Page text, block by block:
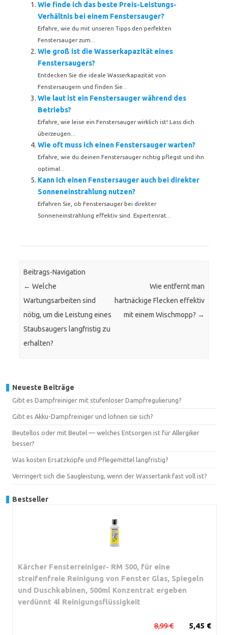
Wie finde ich das beste Preis-Leistungs-
Verhältnis bei einem Fenstersauger?
Erfahre, wie du mit unseren Tipps den perfekten
Fenstersauger zum...
Wie groß ist die Wasserkapazität eines
Fenstersaugers?
Entdecken Sie die ideale Wasserkapazität von
Fenstersaugern und finden Sie...
Wie laut ist ein Fenstersauger während des
Betriebs?
Erfahre, wie leise ein Fenstersauger wirklich ist! Lass dich
überzeugen...
Wie oft muss ich einen Fenstersauger warten?
Erfahre, wie du deinen Fenstersauger richtig pflegst und ihn
optimal...
Kann ich einen Fenstersauger auch bei direkter
Sonneneinstrahlung nutzen?
Erfahren Sie, ob Fenstersauger bei direkter
Sonneneinstrahlung effektiv sind. Expertenrat...
Beitrags-Navigation
← Welche
Wartungsarbeiten sind
nötig, um die Leistung eines
Staubsaugers langfristig zu
erhalten?
Wie entfernt man
hartnäckige Flecken effektiv
mit einem Wischmopp? →
Neueste Beiträge
Gibt es Dampfreiniger mit stufenloser Dampfregulierung?
Gibt es Akku-Dampfreiniger und lohnen sie sich?
Beutellos oder mit Beutel — welches Entsorgen ist für Allergiker
besser?
Was kosten Ersatzköpfe und Pflegemittel langfristig?
Verringert sich die Saugleistung, wenn der Wassertank fast voll ist?
Bestseller
Kärcher Fensterreiniger- RM 500, für eine
streifenfreie Reinigung von Fenster Glas, Spiegeln
und Duschkabinen, 500ml Konzentrat ergeben
verdünnt 4l Reinigungsflüssigkeit
5,45 €
8,99 €